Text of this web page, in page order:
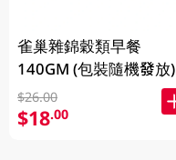
雀巢雜錦穀類早餐
140GM (包裝隨機發放)
$26.00
$18.00